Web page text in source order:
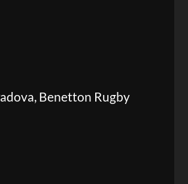
Benetton Rugby